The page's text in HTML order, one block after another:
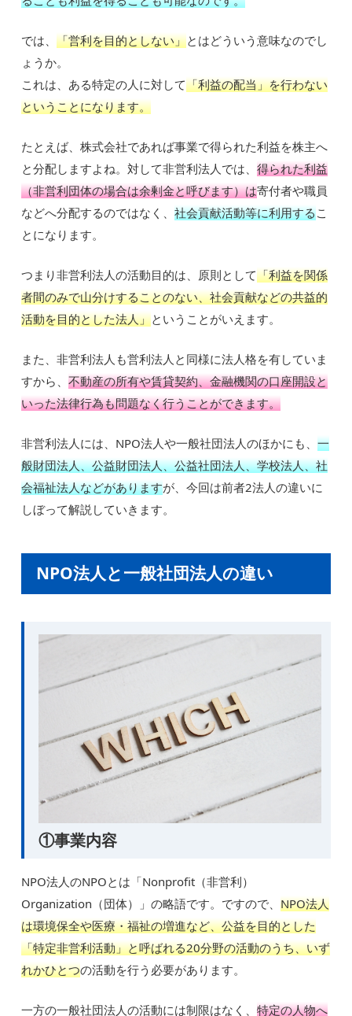
では、「営利を目的としない」とはどういう意味なのでし
ょうか。
これは、ある特定の人に対して「利益の配当」を行わない
ということになります。
たとえば、株式会社であれば事業で得られた利益を株主へ
と分配しますよね。対して非営利法人では、得られた利益
（非営利団体の場合は余剰金と呼びます）は寄付者や職員
などへ分配するのではなく、社会貢献活動等に利用するこ
とになります。
つまり非営利法人の活動目的は、原則として「利益を関係
者間のみで山分けすることのない、社会貢献などの共益的
活動を目的とした法人」ということがいえます。
また、非営利法人も営利法人と同様に法人格を有していま
すから、不動産の所有や賃貸契約、金融機関の口座開設と
いった法律行為も問題なく行うことができます。
非営利法人には、NPO法人や一般社団法人のほかにも、一
般財団法人、公益財団法人、公益社団法人、学校法人、社
会福祉法人などがありますが、今回は前者2法人の違いに
しぼって解説していきます。
NPO法人と一般社団法人の違い
①事業内容
NPO法人のNPOとは「Nonprofit（非営利）
Organization（団体）」の略語です。ですので、NPO法人
は環境保全や医療・福祉の増進など、公益を目的とした
「特定非営利活動」と呼ばれる20分野の活動のうち、いず
れかひとつの活動を行う必要があります。
一方の一般社団法人の活動には制限はなく、特定の人物へ